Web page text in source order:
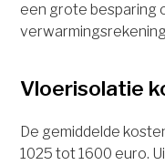
een grote besparing
Vloerisolatie
De gemiddelde
1025 tot 1600 euro.